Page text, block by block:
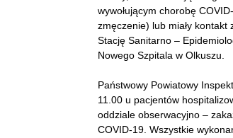
wywołującym chorobę
zmęczenie) lub miały
Stację Sanitarno –
Nowego Szpitala w Olkuszu.
Państwowy Powiatowy
11.00 u pacjentów
oddziale obserwacyjno –
COVID-19. Wszystkie